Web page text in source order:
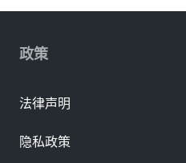
政策
法律声明
隐私政策